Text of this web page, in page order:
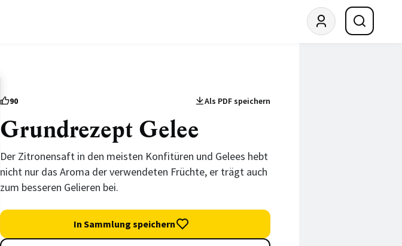
90 Als PDF speichern
Grundrezept Gelee
Der Zitronensaft in den meisten Konfitüren und Gelees hebt
nicht nur das Aroma der verwendeten Früchte, er trägt auch
zum besseren Gelieren bei.
In Sammlung speichern